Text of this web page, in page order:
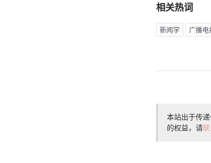
相关热词
新闻学 广播电
本站出于传
的权益，请